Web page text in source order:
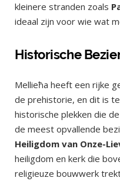
kleinere stranden zoals
ideaal zijn voor wie wat
Historische
Mellieħa heeft een rijke
de prehistorie, en dit is
historische plekken die
de meest opvallende
Heiligdom van Onze-
heiligdom en kerk die
religieuze bouwwerk